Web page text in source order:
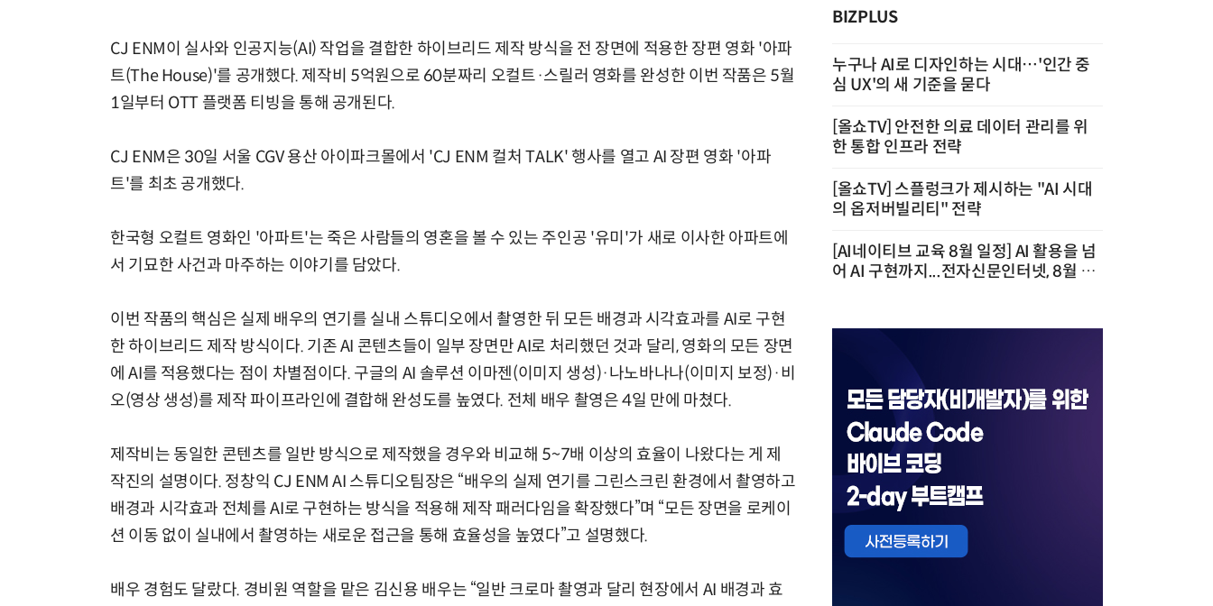
CJ ENM이 실사와 인공지능(AI) 작업을 결합한 하이브리드 제작 방식을 전 장면에 적용한 장편 영화 '아파
트(The House)'를 공개했다. 제작비 5억원으로 60분짜리 오컬트·스릴러 영화를 완성한 이번 작품은 5월
1일부터 OTT 플랫폼 티빙을 통해 공개된다.
CJ ENM은 30일 서울 CGV 용산 아이파크몰에서 'CJ ENM 컬처 TALK' 행사를 열고 AI 장편 영화 '아파
트'를 최초 공개했다.
한국형 오컬트 영화인 '아파트'는 죽은 사람들의 영혼을 볼 수 있는 주인공 '유미'가 새로 이사한 아파트에
서 기묘한 사건과 마주하는 이야기를 담았다.
이번 작품의 핵심은 실제 배우의 연기를 실내 스튜디오에서 촬영한 뒤 모든 배경과 시각효과를 AI로 구현
한 하이브리드 제작 방식이다. 기존 AI 콘텐츠들이 일부 장면만 AI로 처리했던 것과 달리, 영화의 모든 장면
에 AI를 적용했다는 점이 차별점이다. 구글의 AI 솔루션 이마젠(이미지 생성)·나노바나나(이미지 보정)·비
오(영상 생성)를 제작 파이프라인에 결합해 완성도를 높였다. 전체 배우 촬영은 4일 만에 마쳤다.
제작비는 동일한 콘텐츠를 일반 방식으로 제작했을 경우와 비교해 5~7배 이상의 효율이 나왔다는 게 제
작진의 설명이다. 정창익 CJ ENM AI 스튜디오팀장은 “배우의 실제 연기를 그린스크린 환경에서 촬영하고
배경과 시각효과 전체를 AI로 구현하는 방식을 적용해 제작 패러다임을 확장했다”며 “모든 장면을 로케이
션 이동 없이 실내에서 촬영하는 새로운 접근을 통해 효율성을 높였다”고 설명했다.
배우 경험도 달랐다. 경비원 역할을 맡은 김신용 배우는 “일반 크로마 촬영과 달리 현장에서 AI 배경과 효
BIZPLUS
누구나 AI로 디자인하는 시대…'인간 중
심 UX'의 새 기준을 묻다
[올쇼TV] 안전한 의료 데이터 관리를 위
한 통합 인프라 전략
[올쇼TV] 스플렁크가 제시하는 "AI 시대
의 옵저버빌리티" 전략
[AI네이티브 교육 8월 일정] AI 활용을 넘
어 AI 구현까지...전자신문인터넷, 8월 실